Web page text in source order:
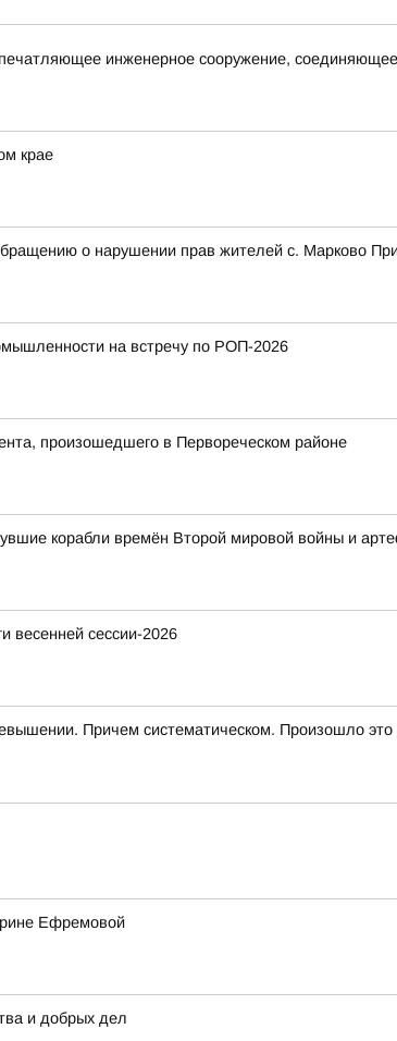
инженерное сооружение,
крае
о нарушении прав жителей с. Марково
на встречу по РОП-2026
произошедшего в Первореческом районе
корабли времён Второй мировой войны и
весенней сессии-2026
Причем систематическом. Произошло
Ефремовой
и добрых дел